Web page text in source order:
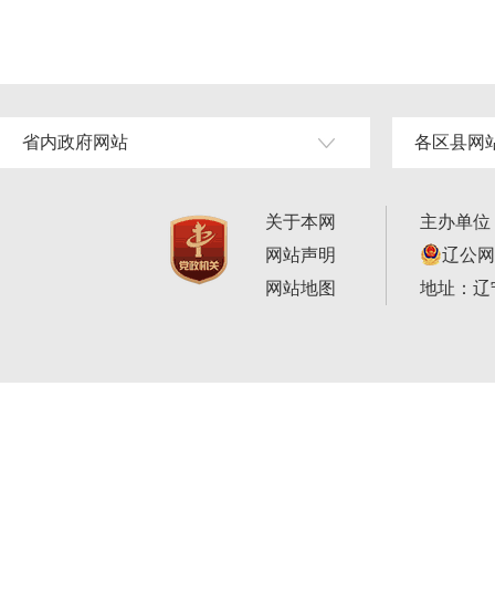
省内政府网站 各区县网
关于本网
网站声明
网站地图
主办单
辽公
地址：辽